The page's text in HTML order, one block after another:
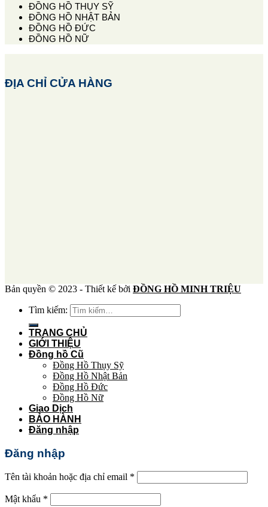
ĐỒNG HỒ THỤY SỸ
ĐỒNG HỒ NHẬT BẢN
ĐỒNG HỒ ĐỨC
ĐỒNG HỒ NỮ
ĐỊA CHỈ CỬA HÀNG
Bản quyền © 2023 - Thiết kế bởi ĐỒNG HỒ MINH TRIỆU
Tìm kiếm:
TRANG CHỦ
GIỚI THIỆU
Đồng hồ Cũ
Đồng Hồ Thụy Sỹ
Đồng Hồ Nhật Bản
Đồng Hồ Đức
Đồng Hồ Nữ
Giao Dịch
BẢO HÀNH
Đăng nhập
Đăng nhập
Tên tài khoản hoặc địa chỉ email *
Mật khẩu *